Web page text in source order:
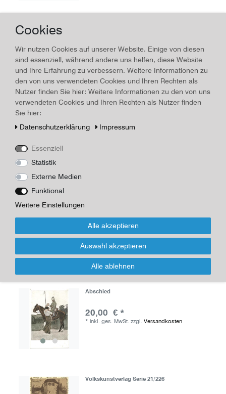
22,00 € *
*inkl. ges. MwSt.zzgl.Versandkosten
20,00 € *
*inkl. ges. MwSt.zzgl.Versandkosten
Abschied
20,00 € *
* inkl. ges. MwSt. zzgl. Versandkosten
Volkskunstverlag Serie 21/226
Cookies
Wir nutzen Cookies auf unserer Website. Einige von diesen
sind essenziell, während andere uns helfen, diese Website
und Ihre Erfahrung zu verbessern. Weitere Informationen zu
den von uns verwendeten Cookies und Ihren Rechten als
Nutzer finden Sie hier: Weitere Informationen zu den von uns
verwendeten Cookies und Ihren Rechten als Nutzer finden
Sie hier:
Daten­schutz­erklärung
Impressum
Essenziell
Statistik
Externe Medien
Funktional
Weitere Einstellungen
Alle akzeptieren
Auswahl akzeptieren
Alle ablehnen